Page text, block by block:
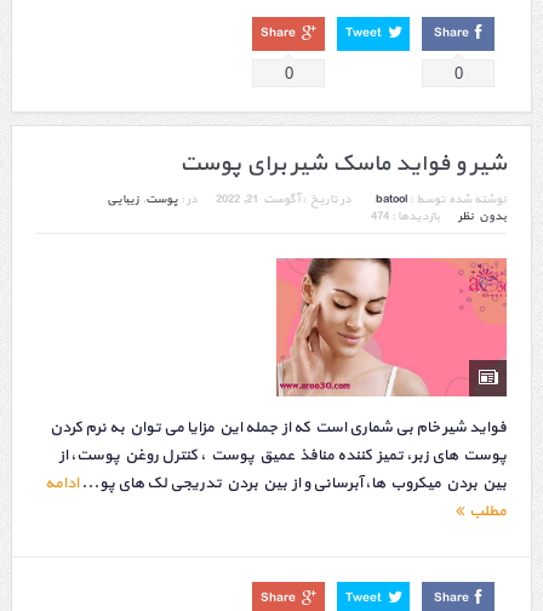
Share
0
Tweet
Share
0
شیر و فواید ماسک شیر برای پوست
نوشته شده توسط : batool در تاریخ :آگوست 21, 2022 در : پوست, زیبایی
بدون نظر
بازدیدها : 474
فواید شیر خام بی شماری است که از جمله این مزایا می‎ توان به نرم کردن
پوست های زبر، تمیز کننده منافذ عمیق پوست ، کنترل روغن پوست، از
بین بردن میکروب ها، آبرسانی و از بین بردن تدریجی لک های پو...ادامه
مطلب
Share
Tweet
Share